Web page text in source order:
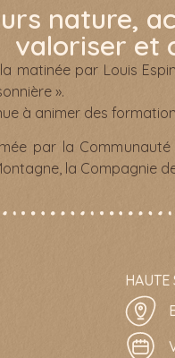
nature,
valoriser et
matinée par Louis
».
à animer des
par la
la Compagnie
HAUTE